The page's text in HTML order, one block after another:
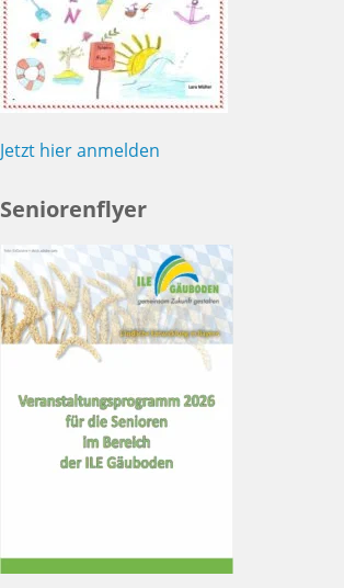
Jetzt hier anmelden
Seniorenflyer